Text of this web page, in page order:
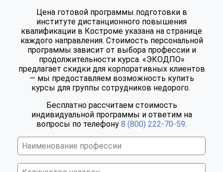
Цена готовой программы подготовки в
институте дистанционного повышения
квалификации в Костроме указана на странице
каждого направления. Стоимость персональной
программы зависит от выбора профессии и
продолжительности курса. «ЭКОДПО»
предлагает скидки для корпоративных клиентов
— мы предоставляем возможность купить
курсы для группы сотрудников недорого.
Бесплатно рассчитаем стоимость
индивидуальной программы и ответим на
вопросы по телефону 8 (800) 222-70-59.